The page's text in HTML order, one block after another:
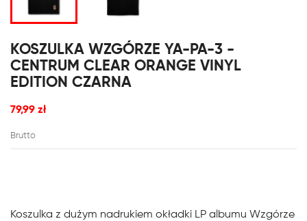
KOSZULKA WZGÓRZE YA-PA-3 -
CENTRUM CLEAR ORANGE VINYL
EDITION CZARNA
79,99 zł
Brutto
Koszulka z dużym nadrukiem okładki LP albumu Wzgórze